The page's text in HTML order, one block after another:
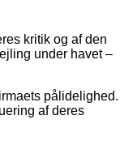
kritik og af den
under havet –
pålidelighed.
af deres